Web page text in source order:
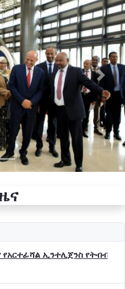
Next
ኢንተሊጀንስ የትብብር